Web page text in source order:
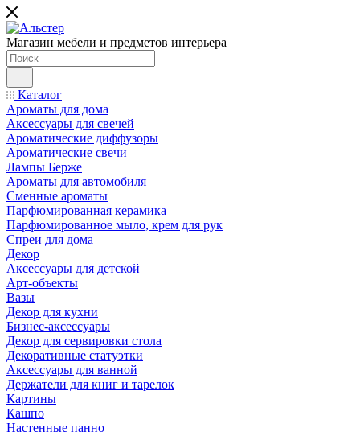
Магазин мебели и предметов интерьера
Каталог
Ароматы для дома
Аксессуары для свечей
Ароматические диффузоры
Ароматические свечи
Лампы Берже
Ароматы для автомобиля
Сменные ароматы
Парфюмированная керамика
Парфюмированное мыло, крем для рук
Спреи для дома
Декор
Аксессуары для детской
Арт-объекты
Вазы
Декор для кухни
Бизнес-аксессуары
Декор для сервировки стола
Декоративные статуэтки
Аксессуары для ванной
Держатели для книг и тарелок
Картины
Кашпо
Настенные панно